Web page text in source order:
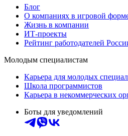
Блог
О компаниях в игровой
Жизнь в компании
ИТ-проекты
Рейтинг работодателей
Молодым специалистам
Карьера для молодых
Школа программистов
Карьера в некоммерческих
Боты для уведомлений